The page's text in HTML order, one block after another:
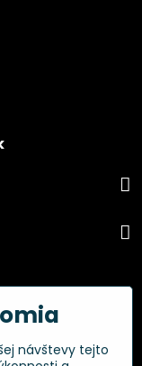
návštevy tejto